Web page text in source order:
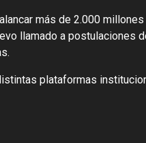
más de 2.000
llamado a postulaciones
plataformas